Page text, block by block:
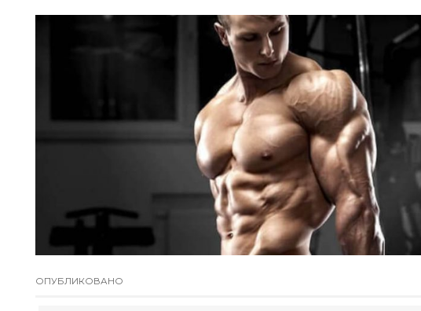
ОПУБЛИКОВАНО